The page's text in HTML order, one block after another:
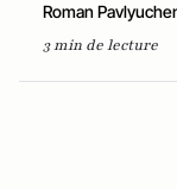
Roman
3 min de lecture